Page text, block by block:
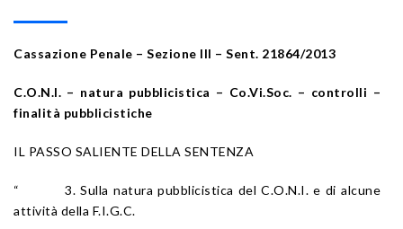
Cassazione Penale – Sezione III – Sent. 21864/2013
C.O.N.I. – natura pubblicistica – Co.Vi.Soc. – controlli –
finalità pubblicistiche
IL PASSO SALIENTE DELLA SENTENZA
“ 3. Sulla natura pubblicistica del C.O.N.I. e di alcune
attività della F.I.G.C.